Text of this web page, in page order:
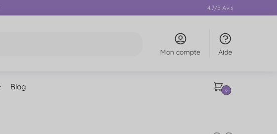
4.7/5 Avis
Mon compte Aide
Blog 0